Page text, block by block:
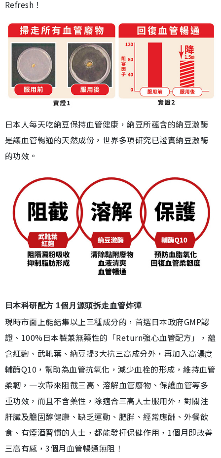
Refresh！
日本人每天吃納豆保持血管健康，納豆所蘊含的納豆激酶
是讓血管暢通的天然成份，世界多項研究已證實納豆激酶
的功效。
日本科研配方 1個月源頭拆走血管炸彈
現時市面上能結集以上三種成分的，首選日本政府GMP認
證、100%日本製兼無藥性的「Return強心血管配方」，蘊
含紅麴、武靴葉、納豆提3大抗三高成分外，再加入高濃度
輔酶Q10，幫助為血管抗氧化，減少血栓的形成，維持血管
柔韌，一次帶來阻截三高、溶解血管廢物、保護血管等多
重功效，而且不含藥性，除適合三高人士服用外，對關注
肝臟及膽固醇健康、缺乏運動、肥胖、經常應酬、外餐飲
食、有煙酒習慣的人士，都能發揮保健作用，1個月即改善
三高有感，3個月血管暢通無阻！